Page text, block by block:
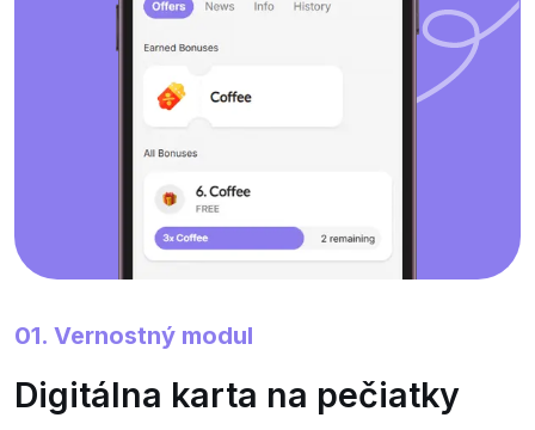
01. Vernostný modul
Digitálna karta na pečiatky